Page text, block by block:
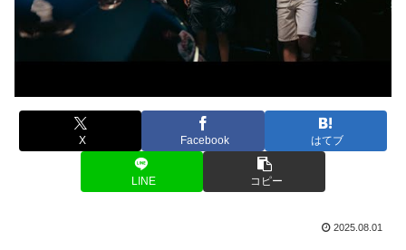
X Facebook はてブ
LINE コピー
2025.08.01